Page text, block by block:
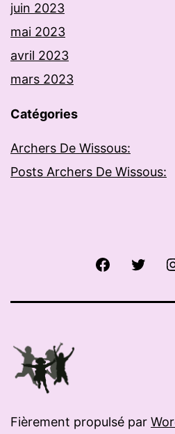
juin 2023
mai 2023
avril 2023
mars 2023
Catégories
Archers De Wissous:
Posts Archers De Wissous:
Facebook
Fièrement propulsé par